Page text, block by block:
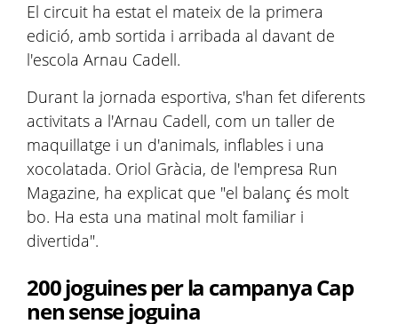
El circuit ha estat el mateix de la primera
edició, amb sortida i arribada al davant de
l'escola Arnau Cadell.
Durant la jornada esportiva, s'han fet diferents
activitats a l'Arnau Cadell, com un taller de
maquillatge i un d'animals, inflables i una
xocolatada. Oriol Gràcia, de l'empresa Run
Magazine, ha explicat que "el balanç és molt
bo. Ha esta una matinal molt familiar i
divertida".
200 joguines per la campanya Cap
nen sense joguina